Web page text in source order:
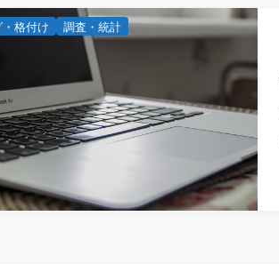
格付け 調査・統計